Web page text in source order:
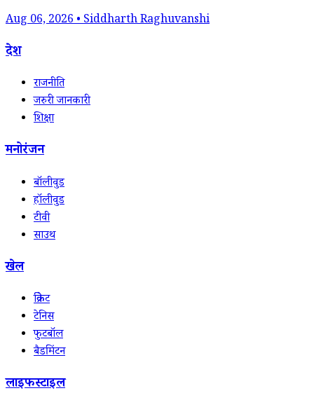
Aug 06, 2026 • Siddharth Raghuvanshi
देश
राजनीति
जरुरी जानकारी
शिक्षा
मनोरंजन
बॉलीवुड
हॉलीवुड
टीवी
साउथ
खेल
क्रिकेट
टेनिस
फुटबॉल
बैडमिंटन
लाइफस्टाइल